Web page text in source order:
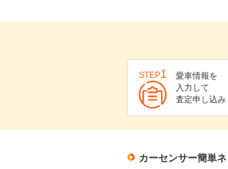
STEP1
愛車情報を
入力して
査定申し込み
カーセンサー簡単